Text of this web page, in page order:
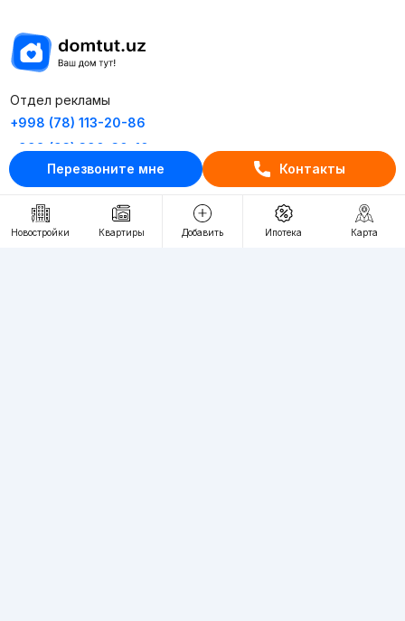
Перезвоните мне Контакты
Новостройки Квартиры Добавить Ипотека Карта
Отдел рекламы
+998 (78) 113-20-86
+998 (93) 390-30-10
Пн-Пт. С 9:30 до 18:00
RU UZ